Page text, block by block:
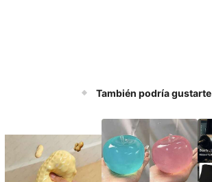
También podría gustarte